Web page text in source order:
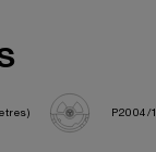
P2004/